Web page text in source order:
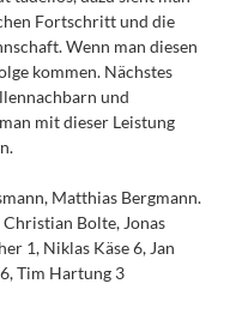
Fortschritt und die
Wenn man diesen
kommen. Nächstes
und
mit dieser Leistung
Matthias Bergmann.
Bolte, Jonas
1, Niklas Käse 6, Jan
Tim Hartung 3